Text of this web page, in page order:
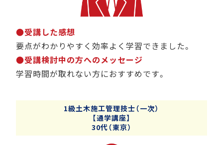
●受講した感想
要点がわかりやすく効率よく学習できました。
●受講検討中の方へのメッセージ
学習時間が取れない方におすすめです。
1級土木施工管理技士（一次）
【通学講座】
30代（東京）